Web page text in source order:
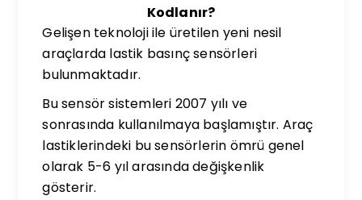
Kodlanır?
Gelişen teknoloji ile üretilen yeni nesil
araçlarda lastik basınç sensörleri
bulunmaktadır.
Bu sensör sistemleri 2007 yılı ve
sonrasında kullanılmaya başlamıştır. Araç
lastiklerindeki bu sensörlerin ömrü genel
olarak 5-6 yıl arasında değişkenlik
gösterir.